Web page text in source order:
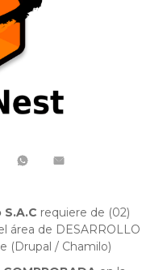
requiere de (02)
área de DESARROLLO
(Drupal / Chamilo)